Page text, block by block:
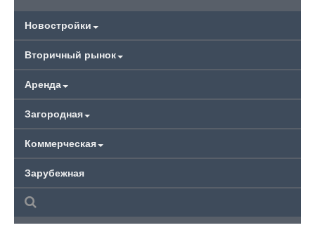
Новостройки
Вторичный рынок
Аренда
Загородная
Коммерческая
Зарубежная